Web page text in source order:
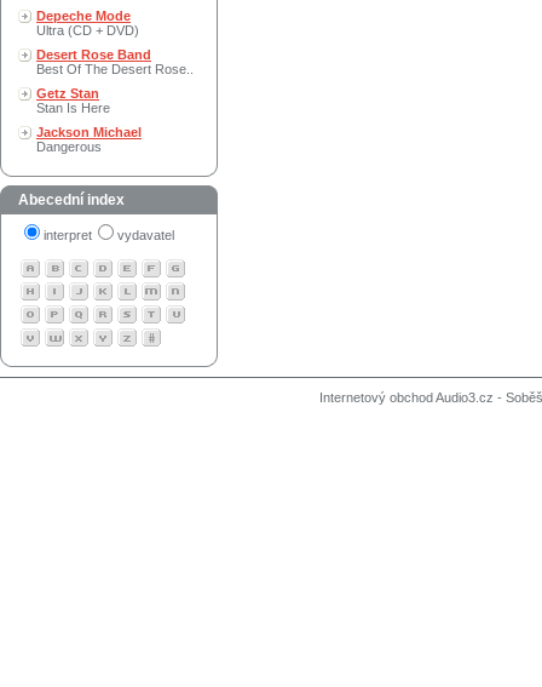
Depeche Mode
Ultra (CD + DVD)
Desert Rose Band
Best Of The Desert Rose..
Getz Stan
Stan Is Here
Jackson Michael
Dangerous
Abecední index
interpret vydavatel
Internetový obchod Audio3.cz -